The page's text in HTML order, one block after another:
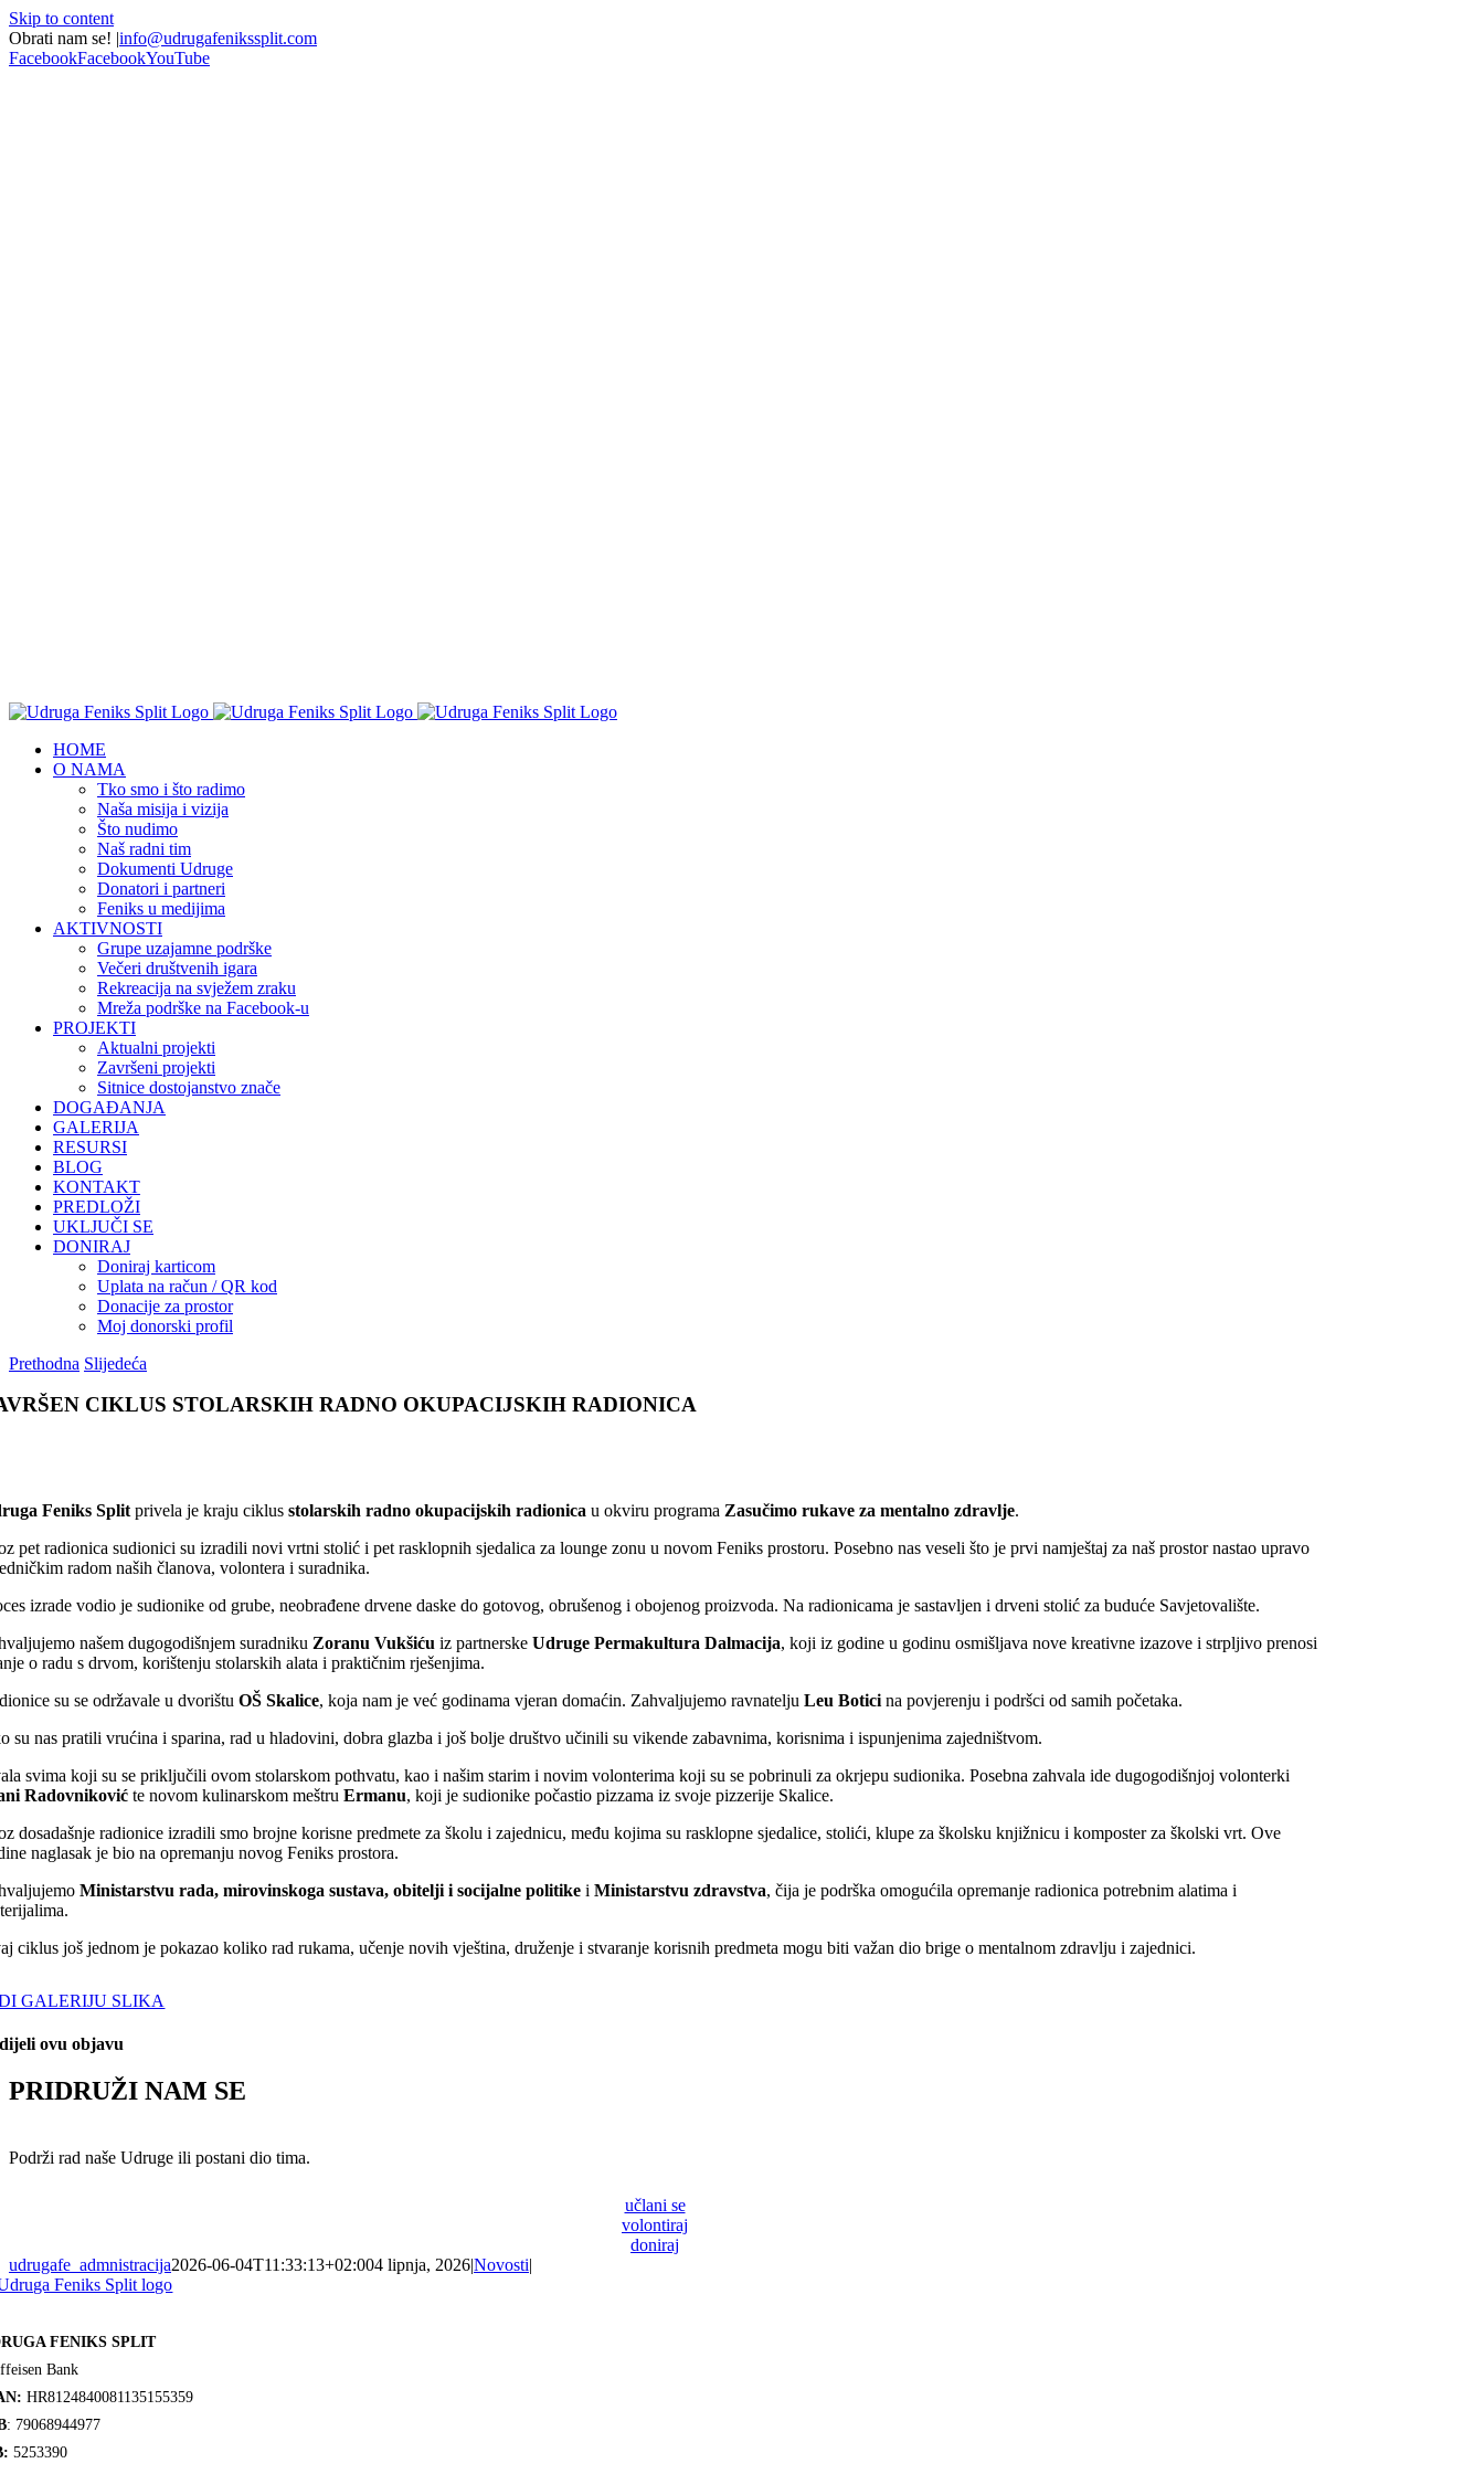
Skip to content
Obrati nam se! |info@udrugafenikssplit.com
FacebookFacebookYouTube
HOME
O NAMA
Tko smo i što radimo
Naša misija i vizija
Što nudimo
Naš radni tim
Dokumenti Udruge
Donatori i partneri
Feniks u medijima
AKTIVNOSTI
Grupe uzajamne podrške
Večeri društvenih igara
Rekreacija na svježem zraku
Mreža podrške na Facebook-u
PROJEKTI
Aktualni projekti
Završeni projekti
Sitnice dostojanstvo znače
DOGAĐANJA
GALERIJA
RESURSI
BLOG
KONTAKT
PREDLOŽI
UKLJUČI SE
DONIRAJ
Doniraj karticom
Uplata na račun / QR kod
Donacije za prostor
Moj donorski profil
Prethodna Slijedeća
CIKLUS STOLARSKIH RADNO OKUPACIJSKIH RADIONICA
Feniks Split privela je kraju ciklusstolarskih radno okupacijskih radionica u okviru programa Zasučimo rukave za mentalno zdravlje.
pet radionica sudionici su izradili novi vrtni stolić i pet rasklopnih sjedalica za lounge zonu u novom Feniks prostoru. Posebno nas veseli što je prvi namještaj za naš prostor nastao upravo
radom naših članova, volontera i suradnika.
izrade vodio je sudionike od grube, neobrađene drvene daske do gotovog, obrušenog i obojenog proizvoda. Na radionicama je sastavljen i drveni stolić za buduće Savjetovalište.
našem dugogodišnjem suradniku Zoranu Vukšiću iz partnerskeUdruge Permakultura Dalmacija, koji iz godine u godinu osmišljava nove kreativne izazove i strpljivo prenosi
o radu s drvom, korištenju stolarskih alata i praktičnim rješenjima.
su se održavale u dvorištuOŠ Skalice, koja nam je već godinama vjeran domaćin. Zahvaljujemo ravnateljuLeu Botici na povjerenju i podršci od samih početaka.
su nas pratili vrućina i sparina, rad u hladovini, dobra glazba i još bolje društvo učinili su vikende zabavnima, korisnima i ispunjenima zajedništvom.
svima koji su se priključili ovom stolarskom pothvatu, kao i našim starim i novim volonterima koji su se pobrinuli za okrjepu sudionika. Posebna zahvala ide dugogodišnjoj volonterki
Radovniković te novom kulinarskom meštruErmanu, koji je sudionike počastio pizzama iz svoje pizzerije Skalice.
dosadašnje radionice izradili smo brojne korisne predmete za školu i zajednicu, među kojima su rasklopne sjedalice, stolići, klupe za školsku knjižnicu i komposter za školski vrt. Ove
naglasak je bio na opremanju novog Feniks prostora.
Ministarstvu rada, mirovinskoga sustava, obitelji i socijalne politike iMinistarstvu zdravstva, čija je podrška omogućila opremanje radionica potrebnim alatima i
ciklus još jednom je pokazao koliko rad rukama, učenje novih vještina, druženje i stvaranje korisnih predmeta mogu biti važan dio brige o mentalnom zdravlju i zajednici.
GALERIJU SLIKA
ovu objavu
PRIDRUŽI NAM SE
Podrži rad naše Udruge ili postani dio tima.
učlani se
volontiraj
doniraj
udrugafe_admnistracija2026-06-04T11:33:13+02:004 lipnja, 2026|Novosti|
FENIKS SPLIT
Bank
HR8124840081135155359
: 79068944977
5253390